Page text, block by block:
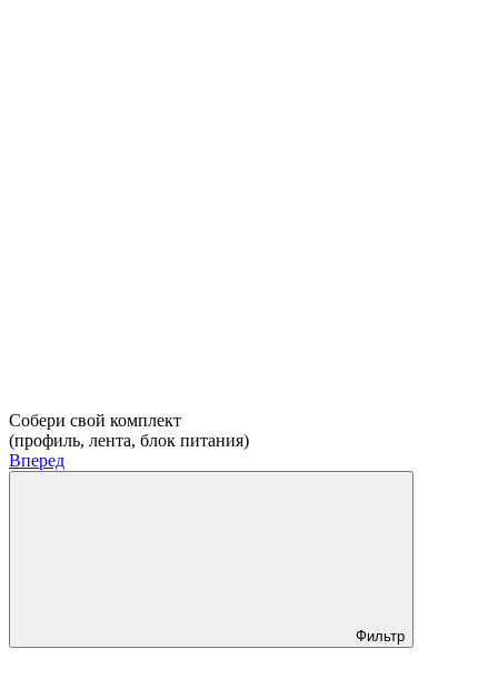
Собери свой комплект
(профиль, лента, блок питания)
Вперед
Фильтр